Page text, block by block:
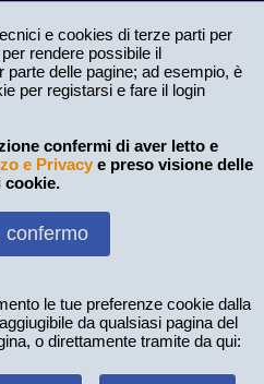
e cookies di terze parti per
rendere possibile il
parte delle pagine; ad esempio, è
per registarsi e fare il login
confermi di aver letto e
e Privacy e preso visione delle
cookie.
confermo
le tue preferenze cookie dalla
da qualsiasi pagina del
o direttamente tramite da qui: